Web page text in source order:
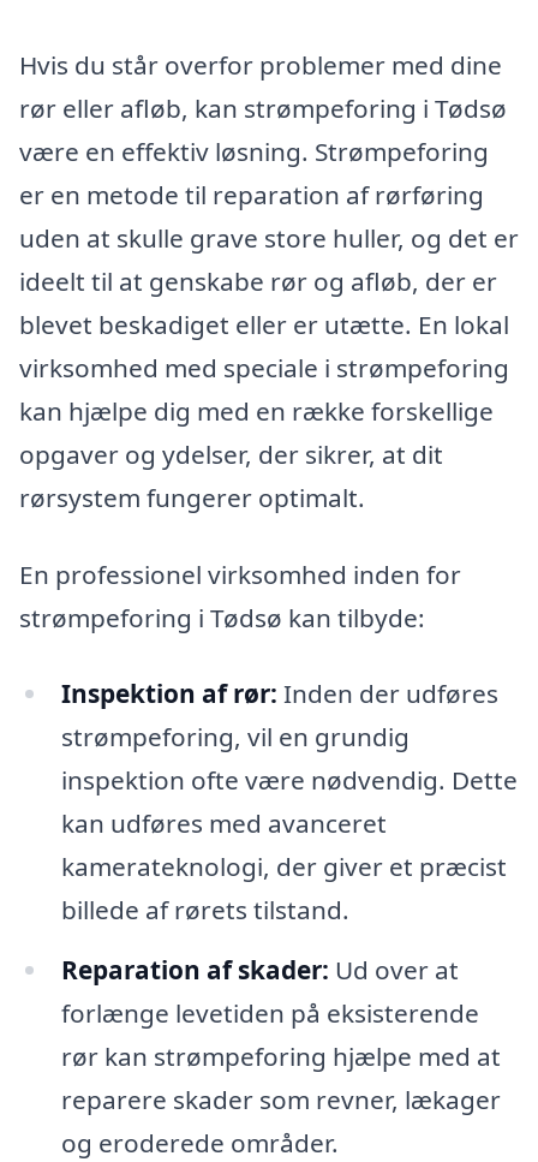
Hvis du står overfor problemer med dine
rør eller afløb, kan strømpeforing i Tødsø
være en effektiv løsning. Strømpeforing
er en metode til reparation af rørføring
uden at skulle grave store huller, og det er
ideelt til at genskabe rør og afløb, der er
blevet beskadiget eller er utætte. En lokal
virksomhed med speciale i strømpeforing
kan hjælpe dig med en række forskellige
opgaver og ydelser, der sikrer, at dit
rørsystem fungerer optimalt.
En professionel virksomhed inden for
strømpeforing i Tødsø kan tilbyde:
Inspektion af rør: Inden der udføres
strømpeforing, vil en grundig
inspektion ofte være nødvendig. Dette
kan udføres med avanceret
kamerateknologi, der giver et præcist
billede af rørets tilstand.
Reparation af skader: Ud over at
forlænge levetiden på eksisterende
rør kan strømpeforing hjælpe med at
reparere skader som revner, lækager
og eroderede områder.